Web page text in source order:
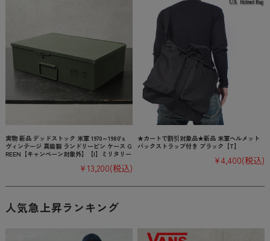
実物 新品 デッドストック 米軍 1970～1980’s
ヴィンテージ 真鍮製 ランドリーピン ケース G
REEN【キャンペーン対象外】【I】ミリタリー
¥13,200(税込)
★カートで割引対象品★新品 米軍ヘルメット
バックストラップ付き ブラック【T】
¥4,400(税込)
人気急上昇ランキング